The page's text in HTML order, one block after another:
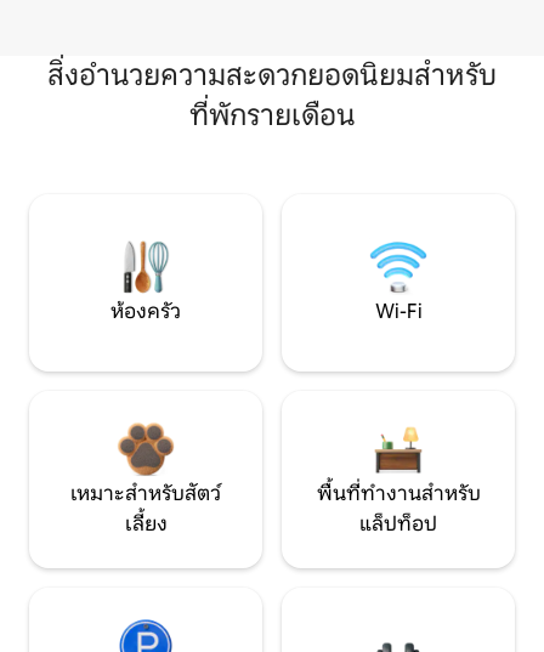
สิ่งอำนวยความสะดวกยอดนิยมสำหรับ
ที่พักรายเดือน
ห้องครัว Wi-Fi
เหมาะสำหรับสัตว์
เลี้ยง
พื้นที่ทำงานสำหรับ
แล็ปท็อป